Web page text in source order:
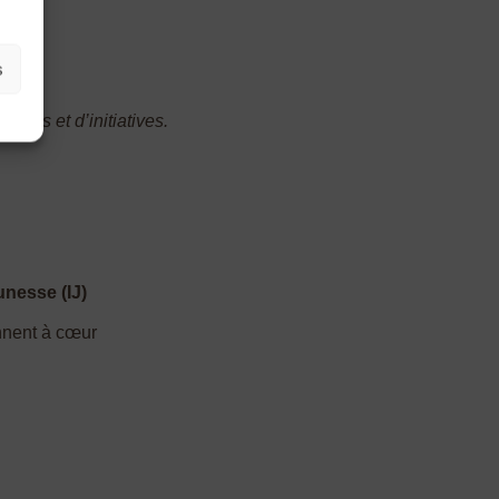
et d’initiatives.
(IJ)
à cœur